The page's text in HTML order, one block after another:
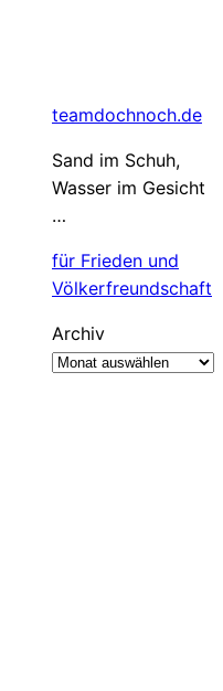
teamdochnoch.de
Sand im Schuh,
Wasser im Gesicht
…
für Frieden und
Völkerfreundschaft
Archiv